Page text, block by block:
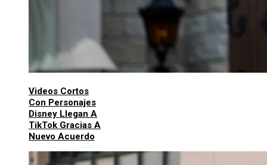
Videos Cortos
Con Personajes
Disney Llegan A
TikTok Gracias A
Nuevo Acuerdo